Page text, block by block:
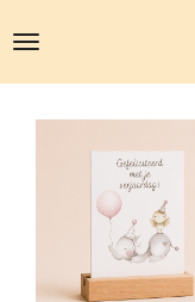
direct
naar